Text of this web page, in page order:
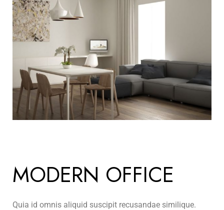
MODERN OFFICE
Quia id omnis aliquid suscipit recusandae similique.